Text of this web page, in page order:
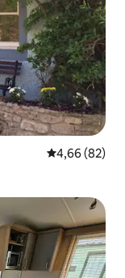
Средна
4,66 (82)